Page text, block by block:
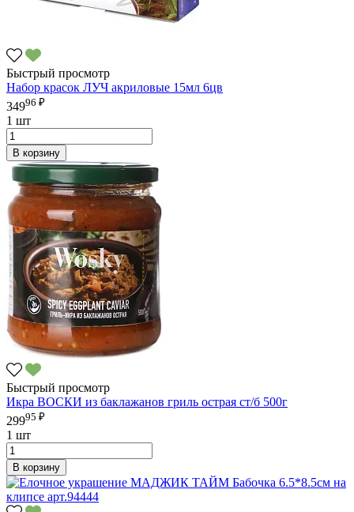
Быстрый просмотр
Набор красок ЛУЧ акриловые 15мл 6цв
34996 ₽
1 шт
В корзину
Быстрый просмотр
Икра ВОСКИ из баклажанов гриль острая ст/б 500г
29995 ₽
1 шт
В корзину